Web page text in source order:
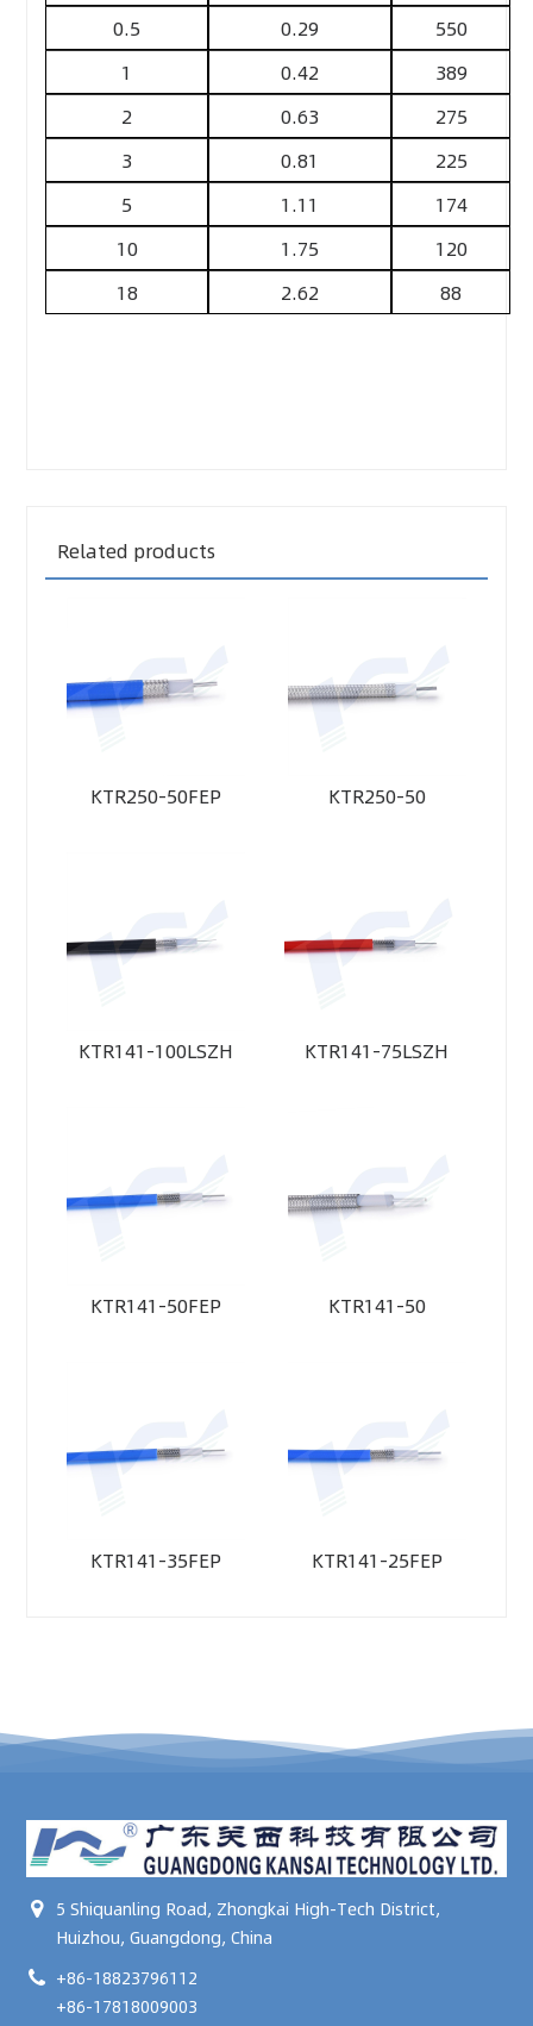
0.5
0.29
550
1
0.42
389
2
0.63
275
3
0.81
225
5
1.11
174
10
1.75
120
18
2.62 88
Related products
KTR250-50FEP KTR250-50
KTR141-100LSZH KTR141-75LSZH
KTR141-50FEP KTR141-50
KTR141-35FEP KTR141-25FEP
5 Shiquanling Road, Zhongkai High-Tech District,
Huizhou, Guangdong, China
+86-18823796112
+86-17818009003